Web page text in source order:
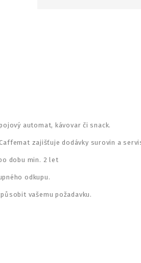
automat, kávovar či snack.
zajišťuje dodávky surovin a
dobu min. 2 let
odkupu.
vašemu požadavku.